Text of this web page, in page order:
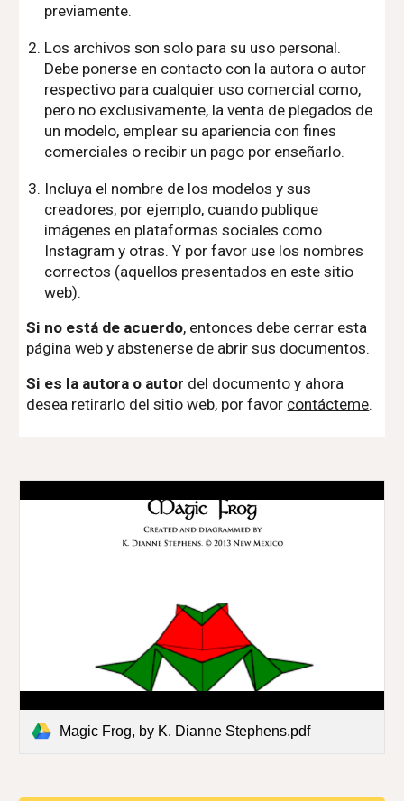
previamente.
Los archivos son solo para su uso personal.
Debe ponerse en contacto con la autora o autor
respectivo para cualquier uso comercial como,
pero no exclusivamente, la venta de plegados de
un modelo, emplear su apariencia con fines
comerciales o recibir un pago por enseñarlo.
Incluya el nombre de los modelos y sus
creadores, por ejemplo, cuando publique
imágenes en plataformas sociales como
Instagram y otras. Y por favor use los nombres
correctos (aquellos presentados en este sitio
web).
Si no está de acuerdo, entonces debe cerrar esta
página web y abstenerse de abrir sus documentos.
Si es la autora o autor del documento y ahora
desea retirarlo del sitio web, por favor contácteme.
Magic Frog, by K. Dianne Stephens.pdf